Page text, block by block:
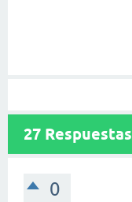
27 Respuestas
0